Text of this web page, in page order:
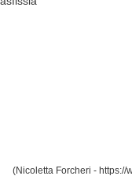
(Nicoletta Forcheri - https://